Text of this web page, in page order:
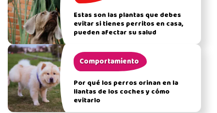
Estas son las plantas que debes
evitar si tienes perritos en casa,
pueden afectar su salud
Comportamiento
Por qué los perros orinan en la
llantas de los coches y cómo
evitarlo